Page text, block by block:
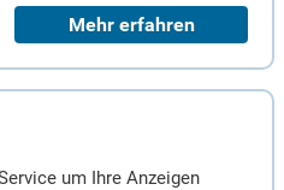
Mehr erfahren
um Ihre Anzeigen